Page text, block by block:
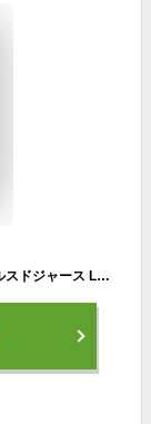
イーカム（メンズ、キッズ）MLB 長財布 ロサンゼルスドジャース LA-1406P-01